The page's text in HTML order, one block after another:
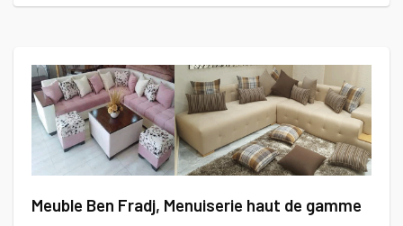
Meuble Ben Fradj, Menuiserie haut de gamme